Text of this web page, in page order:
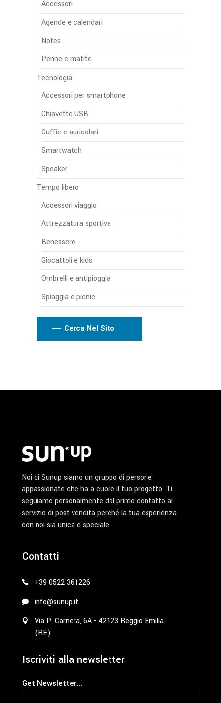
Accessori
Agende e calendari
Notes
Penne e matite
Tecnologia
Accessori per smartphone
Chiavette USB
Cuffie e auricolari
Smartwatch
Speaker
Tempo libero
Accessori viaggio
Attrezzatura sportiva
Benessere
Giocattoli e kids
Ombrelli e antipioggia
Spiaggia e picnic
Cerca Nel Sito
Noi di Sunup siamo un gruppo di persone
appassionate che ha a cuore il tuo progetto. Ti
seguiamo personalmente dal primo contatto al
servizio di post vendita perché la tua esperienza
con noi sia unica e speciale.
Contatti
+39 0522 361226
info@sunup.it
Via P. Carnera, 6A - 42123 Reggio Emilia
(RE)
Iscriviti alla newsletter